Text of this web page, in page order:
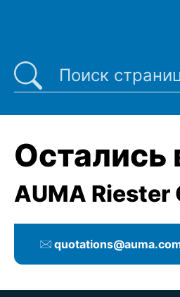
Остались
AUMA Riester